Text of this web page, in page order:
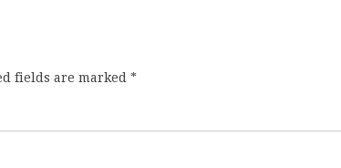
fields are marked *